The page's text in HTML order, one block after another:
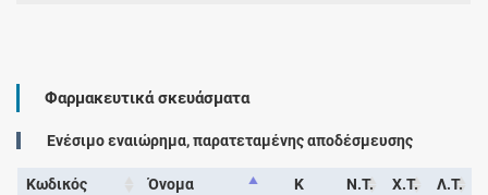
Φαρμακευτικά σκευάσματα
Ενέσιμο εναιώρημα, παρατεταμένης αποδέσμευσης
Κωδικός Όνομα Κ Ν.Τ. Χ.Τ. Λ.Τ.